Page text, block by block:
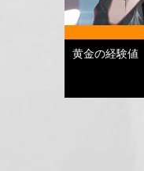
黄金の経験値